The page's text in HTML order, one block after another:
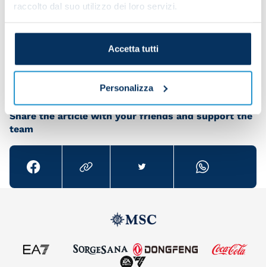
raccolto dal suo utilizzo dei loro servizi.
Accetta tutti
Personalizza
Share the article with your friends and support the
team